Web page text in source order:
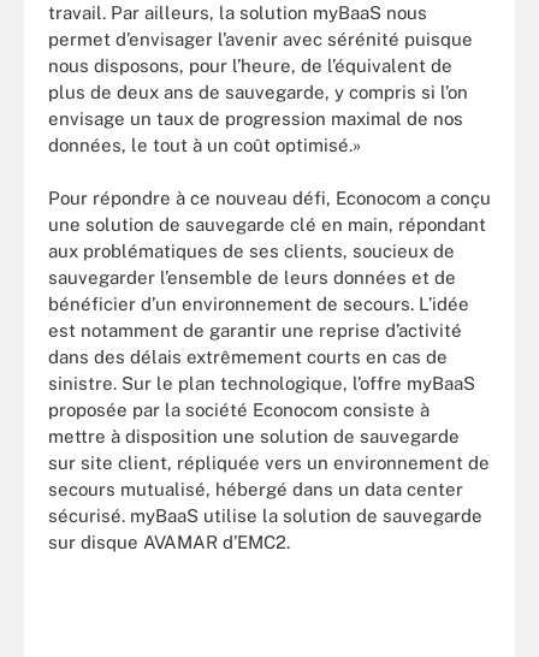
travail. Par ailleurs, la solution myBaaS nous
permet d’envisager l’avenir avec sérénité puisque
nous disposons, pour l’heure, de l’équivalent de
plus de deux ans de sauvegarde, y compris si l’on
envisage un taux de progression maximal de nos
données, le tout à un coût optimisé.»
Pour répondre à ce nouveau défi, Econocom a conçu
une solution de sauvegarde clé en main, répondant
aux problématiques de ses clients, soucieux de
sauvegarder l’ensemble de leurs données et de
bénéficier d’un environnement de secours. L’idée
est notamment de garantir une reprise d’activité
dans des délais extrêmement courts en cas de
sinistre. Sur le plan technologique, l’offre myBaaS
proposée par la société Econocom consiste à
mettre à disposition une solution de sauvegarde
sur site client, répliquée vers un environnement de
secours mutualisé, hébergé dans un data center
sécurisé. myBaaS utilise la solution de sauvegarde
sur disque AVAMAR d’EMC2.